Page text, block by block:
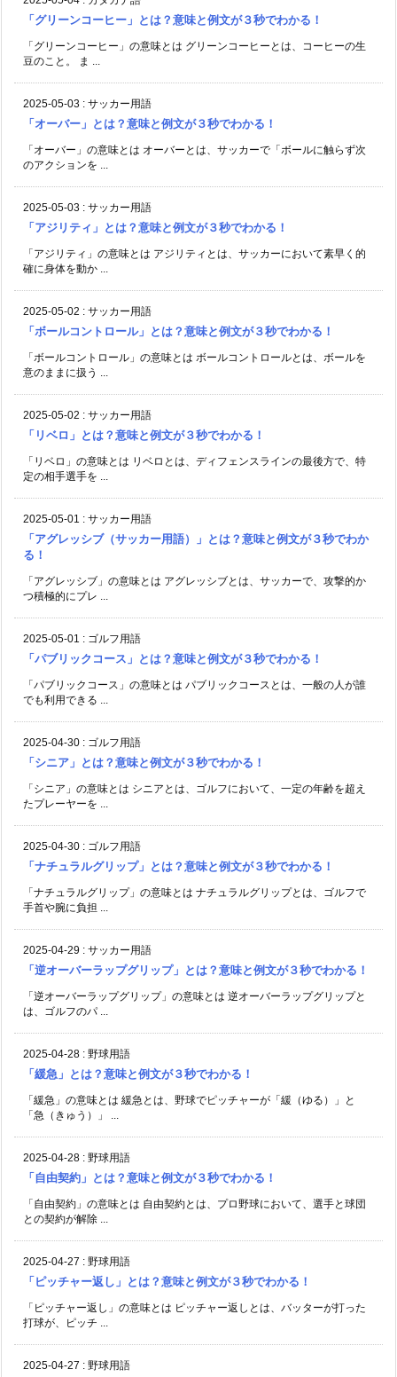
「グリーンコーヒー」とは？意味と例文が３秒でわかる！
「グリーンコーヒー」の意味とは グリーンコーヒーとは、コーヒーの生
豆のこと。 ま ...
2025-05-03 : サッカー用語
「オーバー」とは？意味と例文が３秒でわかる！
「オーバー」の意味とは オーバーとは、サッカーで「ボールに触らず次
のアクションを ...
2025-05-03 : サッカー用語
「アジリティ」とは？意味と例文が３秒でわかる！
「アジリティ」の意味とは アジリティとは、サッカーにおいて素早く的
確に身体を動か ...
2025-05-02 : サッカー用語
「ボールコントロール」とは？意味と例文が３秒でわかる！
「ボールコントロール」の意味とは ボールコントロールとは、ボールを
意のままに扱う ...
2025-05-02 : サッカー用語
「リベロ」とは？意味と例文が３秒でわかる！
「リベロ」の意味とは リベロとは、ディフェンスラインの最後方で、特
定の相手選手を ...
2025-05-01 : サッカー用語
「アグレッシブ（サッカー用語）」とは？意味と例文が３秒でわか
る！
「アグレッシブ」の意味とは アグレッシブとは、サッカーで、攻撃的か
つ積極的にプレ ...
2025-05-01 : ゴルフ用語
「パブリックコース」とは？意味と例文が３秒でわかる！
「パブリックコース」の意味とは パブリックコースとは、一般の人が誰
でも利用できる ...
2025-04-30 : ゴルフ用語
「シニア」とは？意味と例文が３秒でわかる！
「シニア」の意味とは シニアとは、ゴルフにおいて、一定の年齢を超え
たプレーヤーを ...
2025-04-30 : ゴルフ用語
「ナチュラルグリップ」とは？意味と例文が３秒でわかる！
「ナチュラルグリップ」の意味とは ナチュラルグリップとは、ゴルフで
手首や腕に負担 ...
2025-04-29 : サッカー用語
「逆オーバーラップグリップ」とは？意味と例文が３秒でわかる！
「逆オーバーラップグリップ」の意味とは 逆オーバーラップグリップと
は、ゴルフのパ ...
2025-04-28 : 野球用語
「緩急」とは？意味と例文が３秒でわかる！
「緩急」の意味とは 緩急とは、野球でピッチャーが「緩（ゆる）」と
「急（きゅう）」 ...
2025-04-28 : 野球用語
「自由契約」とは？意味と例文が３秒でわかる！
「自由契約」の意味とは 自由契約とは、プロ野球において、選手と球団
との契約が解除 ...
2025-04-27 : 野球用語
「ピッチャー返し」とは？意味と例文が３秒でわかる！
「ピッチャー返し」の意味とは ピッチャー返しとは、バッターが打った
打球が、ピッチ ...
2025-04-27 : 野球用語